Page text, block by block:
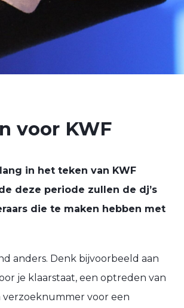
voor KWF
in het teken van KWF
deze periode zullen de dj’s
die te maken hebben met
anders. Denk bijvoorbeeld aan
je klaarstaat, een optreden van
verzoeknummer voor een